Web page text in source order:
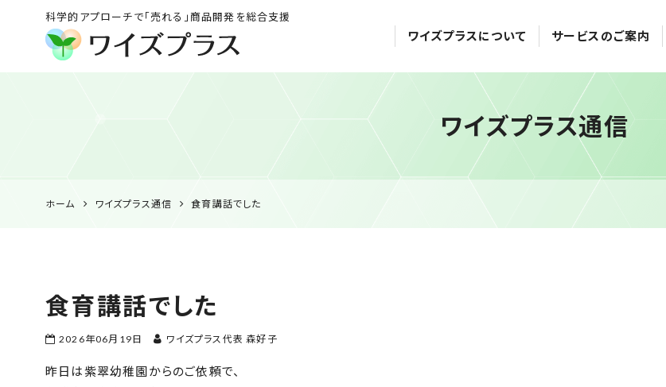
科学的アプローチで「売れる」商品開発を総合支援
HACCP衛生管理・食
品表示の専門コンサル
ワイズプラスについて サービスのご案内
ワイズプラス通信
ホーム ワイズプラス通信 食育講話でした
食育講話でした
2026年06月19日 ワイズプラス代表 森好子
昨日は紫翠幼稚園からのご依頼で、